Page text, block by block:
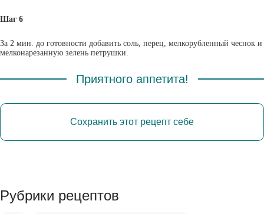
Шаг 6
За 2 мин. до готовности добавить соль, перец, мелкорубленный чеснок и
мелконарезанную зелень петрушки.
Приятного аппетита!
Сохранить этот рецепт себе
Рубрики рецептов